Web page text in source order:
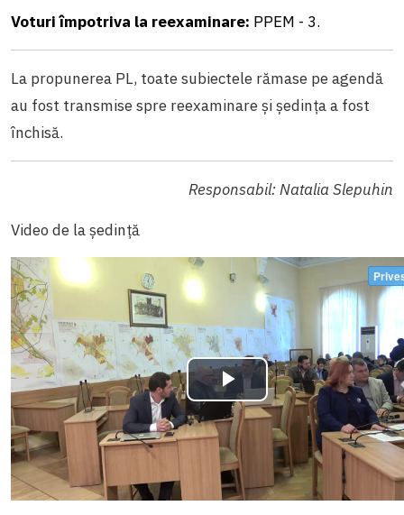
Voturi împotriva la reexaminare: PPEM - 3.
La propunerea PL, toate subiectele rămase pe agendă
au fost transmise spre reexaminare și ședința a fost
închisă.
Responsabil: Natalia Slepuhin
Video de la ședință